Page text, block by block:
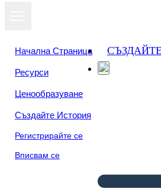
Начална Страница
Ресурси
Ценообразуване
Създайте История
Регистрирайте се
Вписвам се
СЪЗДАЙТЕ